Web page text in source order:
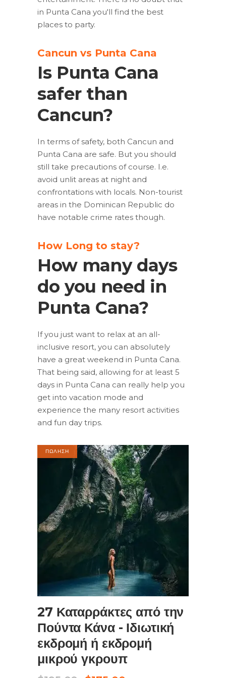
in Punta Cana you'll find the best
places to party.
Cancun vs Punta Cana
Is Punta Cana
safer than
Cancun?
In terms of safety, both Cancun and
Punta Cana are safe. But you should
still take precautions of course. I.e.
avoid unlit areas at night and
confrontations with locals. Non-tourist
areas in the Dominican Republic do
have notable crime rates though.
How Long to stay?
How many days
do you need in
Punta Cana?
If you just want to relax at an all-
inclusive resort, you can absolutely
have a great weekend in Punta Cana.
That being said, allowing for at least 5
days in Punta Cana can really help you
get into vacation mode and
experience the many resort activities
and fun day trips.
ΠΩΛΗΣΗ
ΠΡΟΣΘΉΚΗ ΣΤΟ ΚΑΛΆΘΙ
27 Καταρράκτες από την
Πούντα Κάνα - Ιδιωτική
εκδρομή ή εκδρομή
μικρού γκρουπ